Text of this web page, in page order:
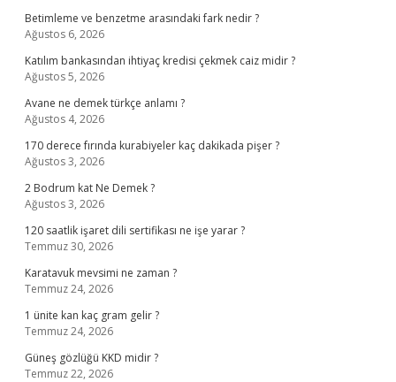
Betimleme ve benzetme arasındaki fark nedir ?
Ağustos 6, 2026
Katılım bankasından ihtiyaç kredisi çekmek caiz midir ?
Ağustos 5, 2026
Avane ne demek türkçe anlamı ?
Ağustos 4, 2026
170 derece fırında kurabiyeler kaç dakikada pişer ?
Ağustos 3, 2026
2 Bodrum kat Ne Demek ?
Ağustos 3, 2026
120 saatlik işaret dili sertifikası ne işe yarar ?
Temmuz 30, 2026
Karatavuk mevsimi ne zaman ?
Temmuz 24, 2026
1 ünite kan kaç gram gelir ?
Temmuz 24, 2026
Güneş gözlüğü KKD midir ?
Temmuz 22, 2026